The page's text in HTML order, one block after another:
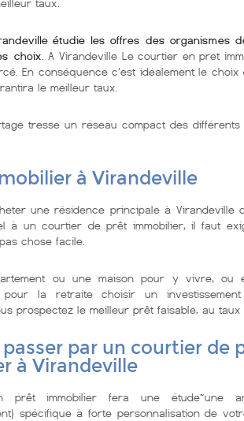
taux.
étudie les offres des organismes
choix . A Virandeville Le courtier en pret
En conséquence c'est idéalement le
le meilleur taux.
tresse un réseau compact des
à Virandeville
une résidence principale à Virandeville
à un courtier de prêt immobilier, il faut
chose facile.
ou une maison pour y vivre, ou
pour la retraite choisir un
prospectez le meilleur prêt faisable, au taux
par un courtier de
à Virandeville
immobilier fera une étude~une
spécifique à forte personnalisation de